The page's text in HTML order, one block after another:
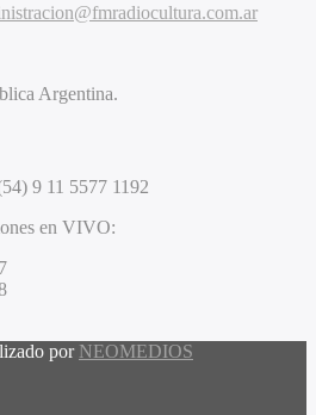
Argentina.
9 11 5577 1192
en VIVO:
por NEOMEDIOS